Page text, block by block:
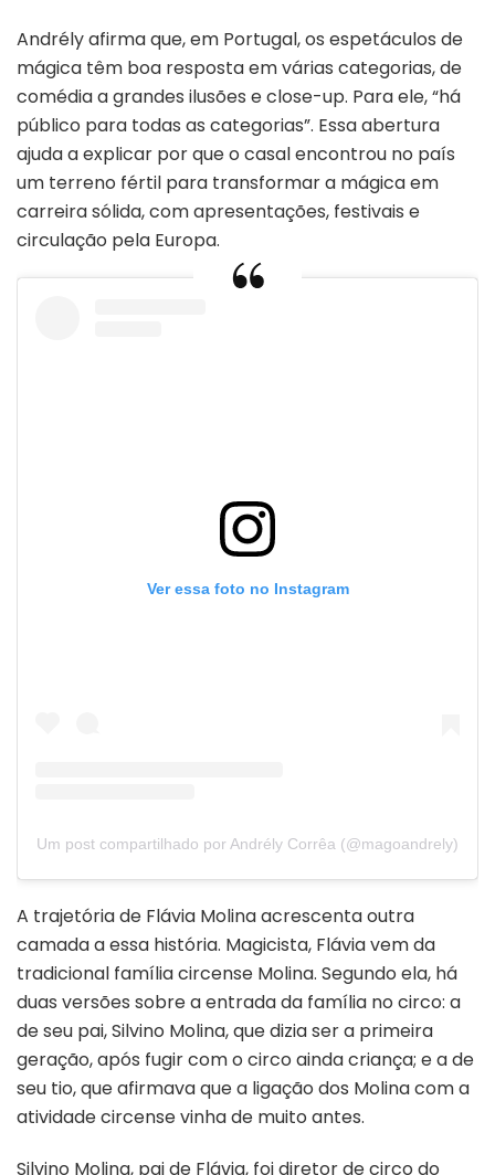
Andrély afirma que, em Portugal, os espetáculos de
mágica têm boa resposta em várias categorias, de
comédia a grandes ilusões e close-up. Para ele, “há
público para todas as categorias”. Essa abertura
ajuda a explicar por que o casal encontrou no país
um terreno fértil para transformar a mágica em
carreira sólida, com apresentações, festivais e
circulação pela Europa.
Ver essa foto no Instagram
Um post compartilhado por Andrély Corrêa (@magoandrely)
A trajetória de Flávia Molina acrescenta outra
camada a essa história. Magicista, Flávia vem da
tradicional família circense Molina. Segundo ela, há
duas versões sobre a entrada da família no circo: a
de seu pai, Silvino Molina, que dizia ser a primeira
geração, após fugir com o circo ainda criança; e a de
seu tio, que afirmava que a ligação dos Molina com a
atividade circense vinha de muito antes.
Silvino Molina, pai de Flávia, foi diretor de circo do